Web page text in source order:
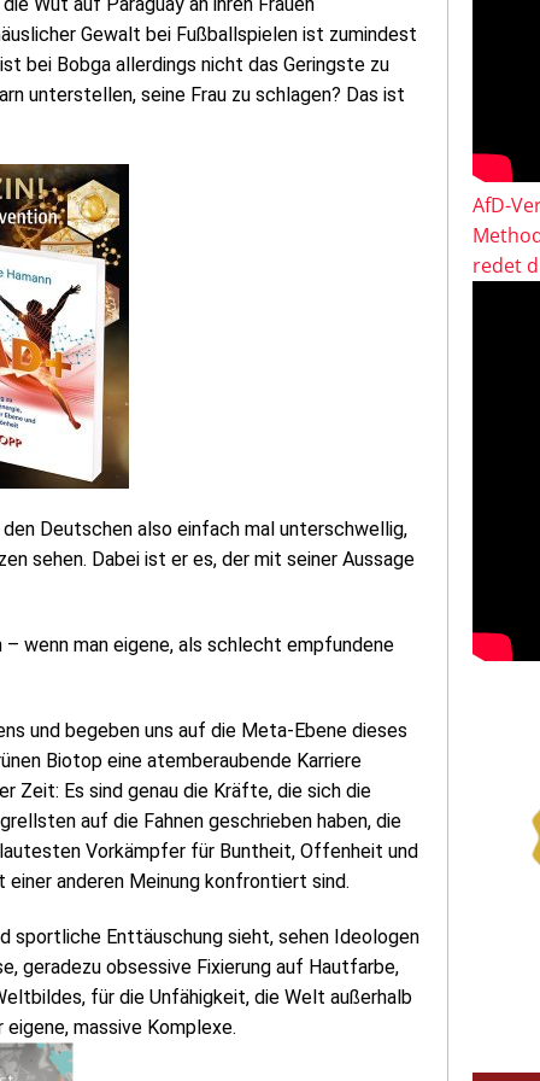
Gewalt bei Fußballspielen ist zumindest
bei Bobga allerdings nicht das Geringste zu
unterstellen, seine Frau zu schlagen? Das ist
Deutschen also einfach mal unterschwellig,
sehen. Dabei ist er es, der mit seiner Aussage
wenn man eigene, als schlecht empfundene
und begeben uns auf die Meta-Ebene dieses
Biotop eine atemberaubende Karriere
Zeit: Es sind genau die Kräfte, die sich die
auf die Fahnen geschrieben haben, die
Vorkämpfer für Buntheit, Offenheit und
anderen Meinung konfrontiert sind.
sportliche Enttäuschung sieht, sehen Ideologen
geradezu obsessive Fixierung auf Hautfarbe,
für die Unfähigkeit, die Welt außerhalb
massive Komplexe.
AfD-
redet